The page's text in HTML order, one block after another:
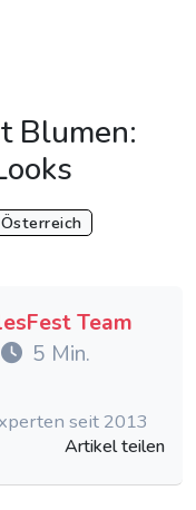
Blumen:
Österreich
Team
5 Min.
seit 2013
Artikel teilen